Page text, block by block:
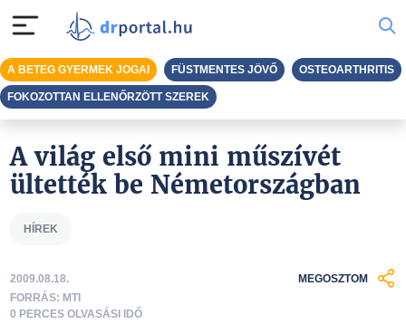
A világ első mini műszívét
ültették be Németországban
HÍREK
2009.08.18.
FORRÁS: MTI
0 PERCES OLVASÁSI IDŐ
MEGOSZTOM
A BETEG GYERMEK JOGAI FÜSTMENTES JÖVŐ OSTEOARTHRITIS
FOKOZOTTAN ELLENŐRZÖTT SZEREK